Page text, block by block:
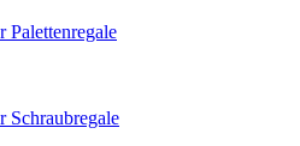
Palettenregale
Schraubregale